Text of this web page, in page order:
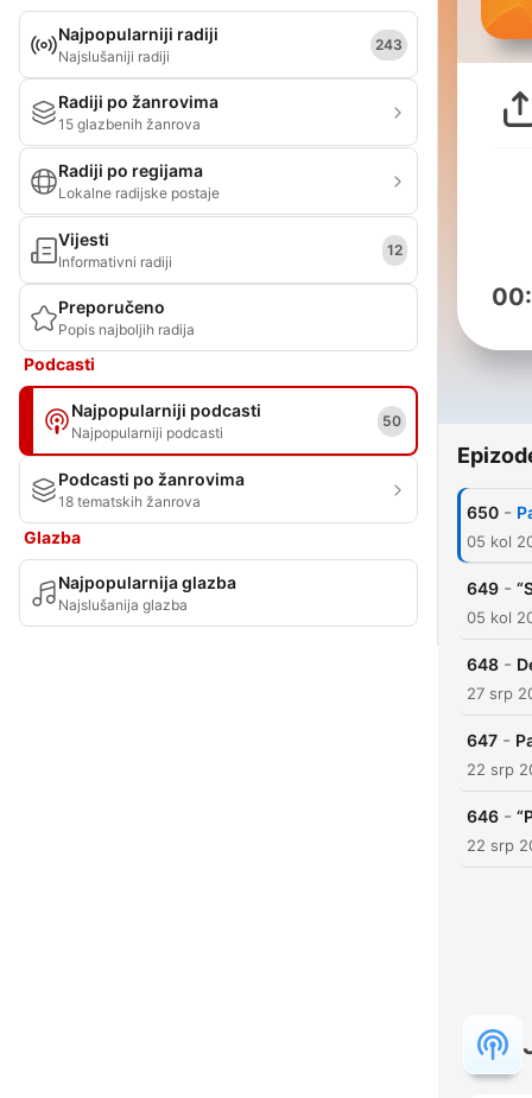
Najpopularniji radiji
Najslušaniji radiji
243
Radiji po žanrovima
15 glazbenih žanrova
Radiji po regijama
Lokalne radijske postaje
Vijesti
Informativni radiji
12
Preporučeno
Popis najboljih radija
Podcasti
Najpopularniji podcasti
Najpopularniji podcasti
50
Podcasti po žanrovima
18 tematskih žanrova
Glazba
Najpopularnija glazba
Najslušanija glazba
650 -
05 kol
649 -
05 kol
648 -
27 srp
647 -
22 srp
646 -
22 srp